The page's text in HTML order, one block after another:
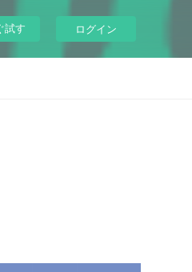
試す ログイン